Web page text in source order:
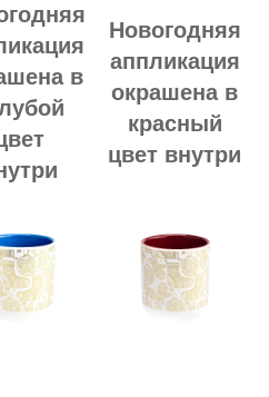
в
Новогодняя
аппликация
окрашена в
красный
цвет внутри